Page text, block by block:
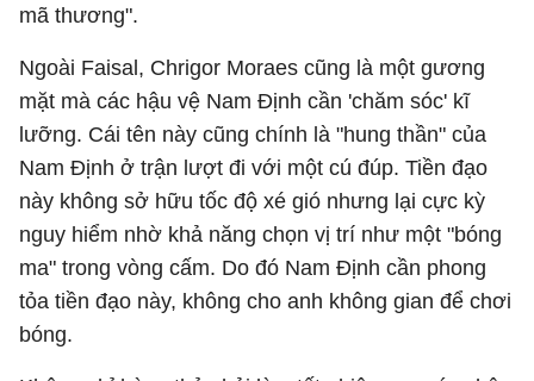
mã thương".
Ngoài Faisal, Chrigor Moraes cũng là một gương
mặt mà các hậu vệ Nam Định cần 'chăm sóc' kĩ
lưỡng. Cái tên này cũng chính là "hung thần" của
Nam Định ở trận lượt đi với một cú đúp. Tiền đạo
này không sở hữu tốc độ xé gió nhưng lại cực kỳ
nguy hiểm nhờ khả năng chọn vị trí như một "bóng
ma" trong vòng cấm. Do đó Nam Định cần phong
tỏa tiền đạo này, không cho anh không gian để chơi
bóng.